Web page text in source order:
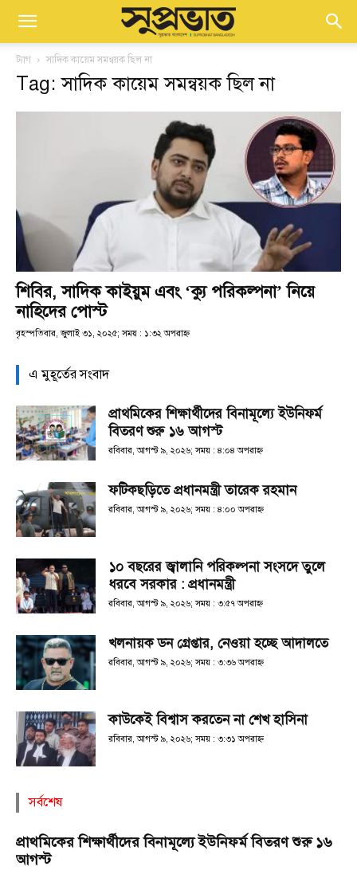
ট্যাগ সাদিক কায়েম সমন্বয়ক ছিল না
Tag: সাদিক কায়েম সমন্বয়ক ছিল না
শিবির, সাদিক কাইয়ুম এবং ‘ক্যু পরিকল্পনা’ নিয়ে
নাহিদের পোস্ট
বৃহস্পতিবার, জুলাই ৩১, ২০২৫; সময় : ১:৩২ অপরাহ্ণ
এ মুহূর্তের সংবাদ
প্রাথমিকের শিক্ষার্থীদের বিনামূল্যে ইউনিফর্ম
বিতরণ শুরু ১৬ আগস্ট
রবিবার, আগস্ট ৯, ২০২৬; সময় : ৪:০৪ অপরাহ্ণ
ফটিকছড়িতে প্রধানমন্ত্রী তারেক রহমান
রবিবার, আগস্ট ৯, ২০২৬; সময় : ৪:০০ অপরাহ্ণ
১০ বছরের জ্বালানি পরিকল্পনা সংসদে তুলে
ধরবে সরকার : প্রধানমন্ত্রী
রবিবার, আগস্ট ৯, ২০২৬; সময় : ৩:৫৭ অপরাহ্ণ
খলনায়ক ডন গ্রেপ্তার, নেওয়া হচ্ছে আদালতে
রবিবার, আগস্ট ৯, ২০২৬; সময় : ৩:৩৬ অপরাহ্ণ
কাউকেই বিশ্বাস করতেন না শেখ হাসিনা
রবিবার, আগস্ট ৯, ২০২৬; সময় : ৩:৩১ অপরাহ্ণ
সর্বশেষ
প্রাথমিকের শিক্ষার্থীদের বিনামূল্যে ইউনিফর্ম বিতরণ শুরু ১৬
আগস্ট